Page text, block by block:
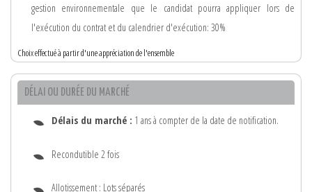
gestion environnementale que le candidat pourra appliquer lors de
l'exécution du contrat et du calendrier d'exécution: 30%
Choix effectué à partir d'une appréciation de l'ensemble
DÉLAI OU DURÉE DU MARCHÉ
Délais du marché : 1 ans à compter de la date de notification.
Recondutible 2 fois
Allotissement : Lots séparés